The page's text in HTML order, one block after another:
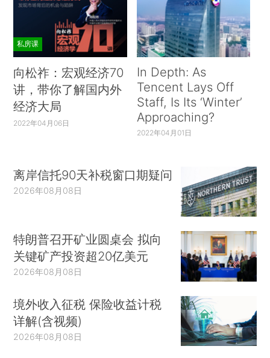
私房课
向松祚：宏观经济70
讲，带你了解国内外
经济大局
2022年04月06日
In Depth: As
Tencent Lays Off
Staff, Is Its ‘Winter’
Approaching?
2022年04月01日
离岸信托90天补税窗口期疑问
2026年08月08日
特朗普召开矿业圆桌会 拟向
关键矿产投资超20亿美元
2026年08月08日
境外收入征税 保险收益计税
详解(含视频)
2026年08月08日